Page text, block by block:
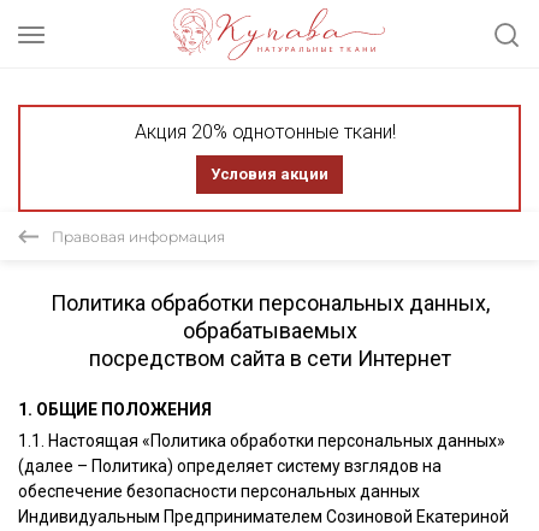
Акция 20% однотонные ткани!
Условия акции
Правовая информация
Политика обработки персональных данных,
обрабатываемых
посредством сайта в сети Интернет
1. ОБЩИЕ ПОЛОЖЕНИЯ
1.1. Настоящая «Политика обработки персональных данных»
(далее – Политика) определяет систему взглядов на
обеспечение безопасности персональных данных
Индивидуальным Предпринимателем Созиновой Екатериной